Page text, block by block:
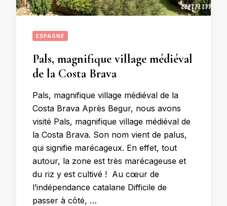
ESPAGNE
Pals, magnifique village médiéval
de la Costa Brava
Pals, magnifique village médiéval de la
Costa Brava Après Begur, nous avons
visité Pals, magnifique village médiéval de
la Costa Brava. Son nom vient de palus,
qui signifie marécageux. En effet, tout
autour, la zone est très marécageuse et
du riz y est cultivé ! Au cœur de
l’indépendance catalane Difficile de
passer à côté, …